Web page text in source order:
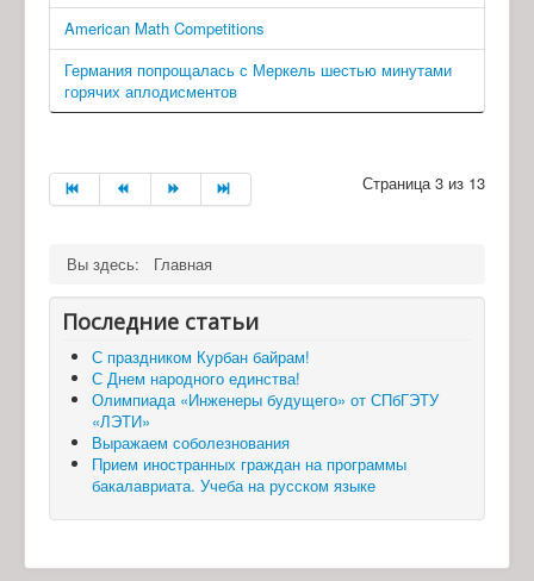
American Math Competitions
Германия попрощалась с Меркель шестью минутами
горячих аплодисментов
Страница 3 из 13
Вы здесь: Главная
Последние статьи
С праздником Курбан байрам!
С Днем народного единства!
Олимпиада «Инженеры будущего» от СПбГЭТУ
«ЛЭТИ»
Выражаем соболезнования
Прием иностранных граждан на программы
бакалавриата. Учеба на русском языке